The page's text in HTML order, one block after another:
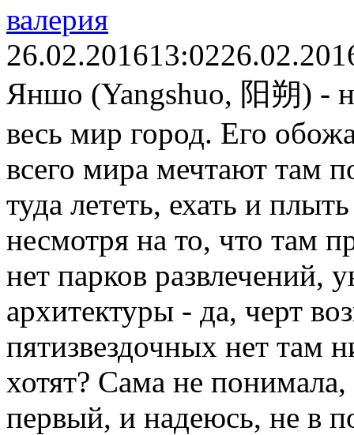
валерия
26.02.201613:02
Яншо (Yangshuo, 阳朔) -
весь мир город. Его
всего мира мечтают там
туда лететь, ехать и
несмотря на то, что там
нет парков развлечений,
архитектуры - да, черт
пятизвездочных нет там
хотят? Сама не
первый, и надеюсь, не в